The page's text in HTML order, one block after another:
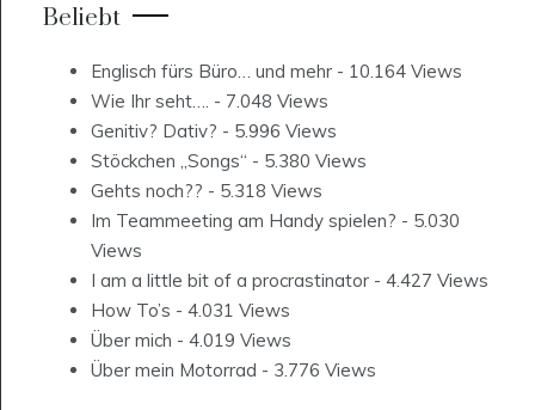
Beliebt
Englisch fürs Büro… und mehr - 10.164 Views
Wie Ihr seht…. - 7.048 Views
Genitiv? Dativ? - 5.996 Views
Stöckchen „Songs“ - 5.380 Views
Gehts noch?? - 5.318 Views
Im Teammeeting am Handy spielen? - 5.030
Views
I am a little bit of a procrastinator - 4.427 Views
How To’s - 4.031 Views
Über mich - 4.019 Views
Über mein Motorrad - 3.776 Views